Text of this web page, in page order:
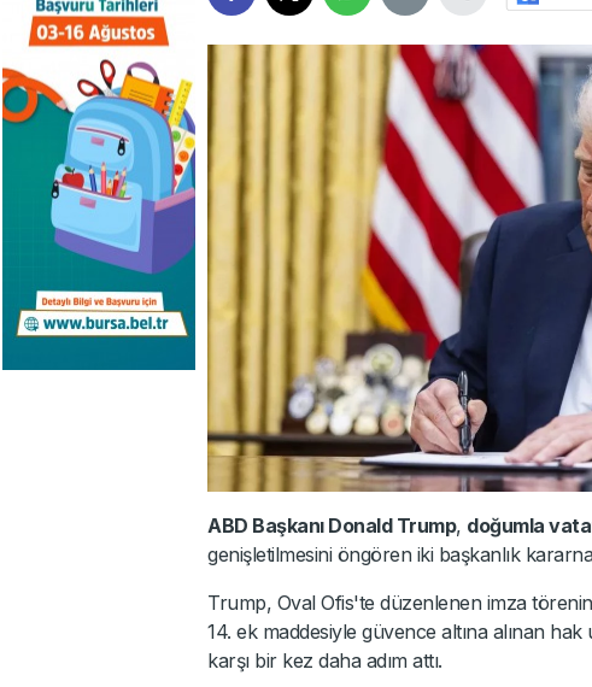
ABD Başkanı Donald Trump, doğumla
genişletilmesini öngören iki başkanlık
Trump, Oval Ofis'te düzenlenen imza
14. ek maddesiyle güvence altına alınan
karşı bir kez daha adım attı.